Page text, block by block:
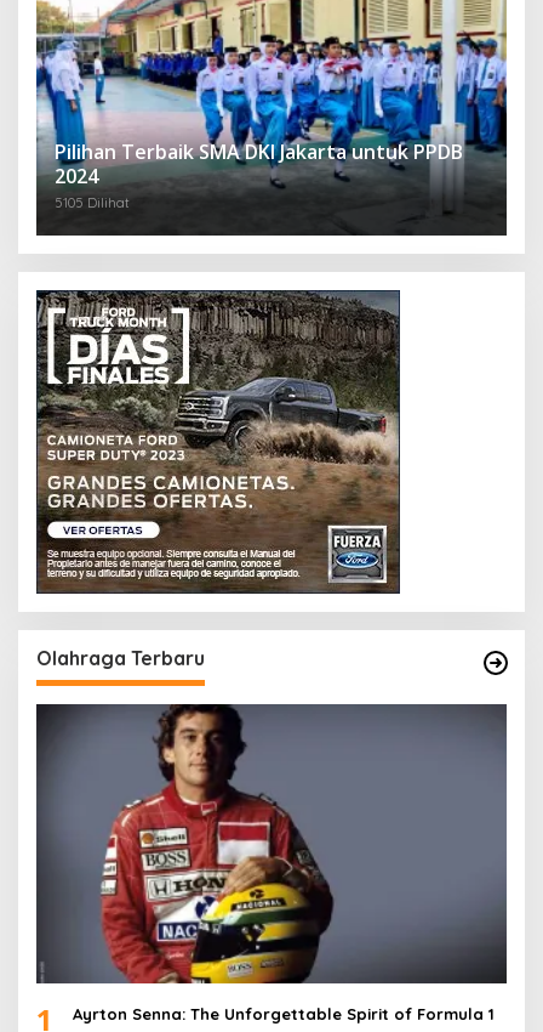
Pilihan Terbaik SMA DKI Jakarta untuk PPDB
2024
5105 Dilihat
Olahraga Terbaru
1 Ayrton Senna: The Unforgettable Spirit of Formula 1